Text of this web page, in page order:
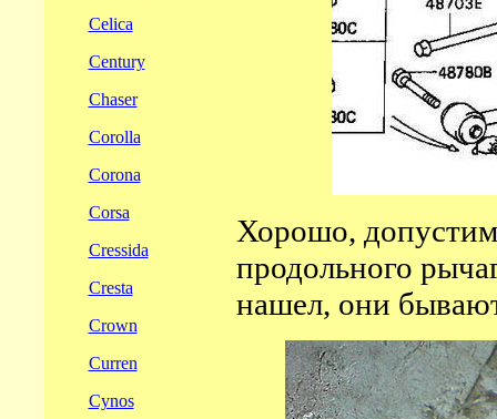
Celica
Century
Chaser
Corolla
Corona
Corsa
Cressida
Cresta
Crown
Curren
Cynos
Хорошо,
продольного
нашел, они